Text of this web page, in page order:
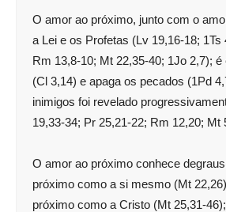
O amor ao próximo, junto com o
a Lei e os Profetas (Lv 19,16-18; 1Ts
Rm 13,8-10; Mt 22,35-40; 1Jo 2,7); é
(Cl 3,14) e apaga os pecados (1Pd
inimigos foi revelado
19,33-34; Pr 25,21-22; Rm 12,20; Mt
O amor ao próximo conhece
próximo como a si mesmo (Mt
próximo como a Cristo (Mt 25,31-